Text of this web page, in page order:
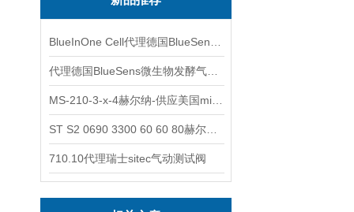
710.10代理瑞士sitec气动测试阀